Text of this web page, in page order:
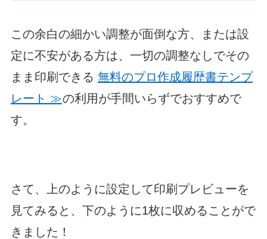
この余白の細かい調整が面倒な方、または設
定に不安がある方は、一切の調整なしでその
まま印刷できる 無料のプロ作成履歴書テンプ
レート ≫の利用が手間いらずでおすすめで
す。
さて、上のように設定して印刷プレビューを
見てみると、下のように1枚に収めることがで
きました！